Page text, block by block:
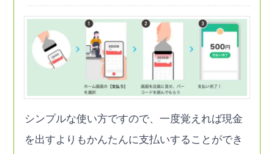
シンプルな使い方ですので、一度覚えれば現金
を出すよりもかんたんに支払いすることができ